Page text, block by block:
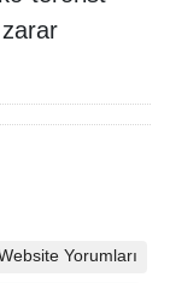
Yorumları